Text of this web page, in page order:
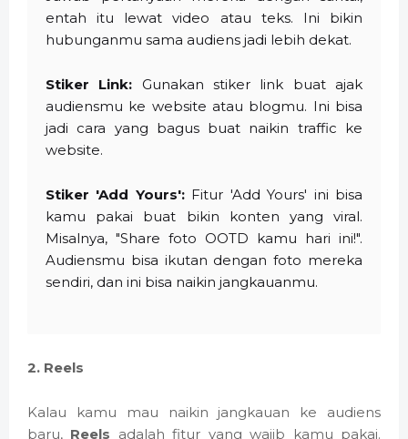
entah itu lewat video atau teks. Ini bikin
hubunganmu sama audiens jadi lebih dekat.
Stiker Link: Gunakan stiker link buat ajak
audiensmu ke website atau blogmu. Ini bisa
jadi cara yang bagus buat naikin traffic ke
website.
Stiker 'Add Yours':Fitur 'Add Yours' ini bisa
kamu pakai buat bikin konten yang viral.
Misalnya, "Share foto OOTD kamu hari ini!".
Audiensmu bisa ikutan dengan foto mereka
sendiri, dan ini bisa naikin jangkauanmu.
2. Reels
Kalau kamu mau naikin jangkauan ke audiens
baru, Reels adalah fitur yang wajib kamu pakai.